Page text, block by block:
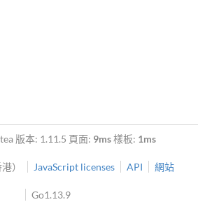
版本: 1.11.5 頁面: 9ms樣板: 1ms
） JavaScript licenses API 網站
Go1.13.9